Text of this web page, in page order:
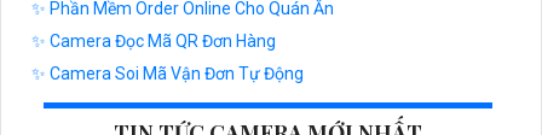
✨ Phần Mềm Order Online Cho Quán Ăn
✨ Camera Đọc Mã QR Đơn Hàng
✨ Camera Soi Mã Vận Đơn Tự Động